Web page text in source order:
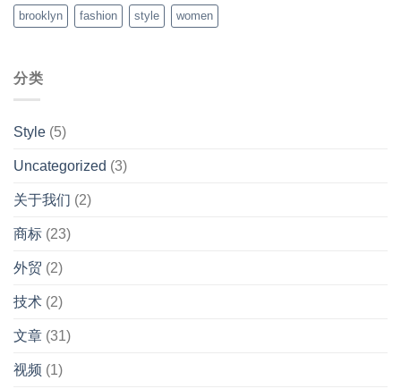
brooklyn fashion style women
分类
Style (5)
Uncategorized (3)
关于我们 (2)
商标 (23)
外贸 (2)
技术 (2)
文章 (31)
视频 (1)